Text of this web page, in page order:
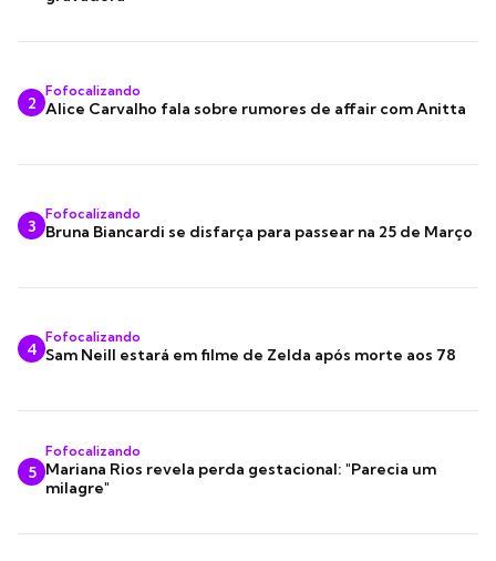
2
Fofocalizando
Alice Carvalho fala sobre rumores de affair com Anitta
3
Fofocalizando
Bruna Biancardi se disfarça para passear na 25 de Março
4
Fofocalizando
Sam Neill estará em filme de Zelda após morte aos 78
5
Fofocalizando
Mariana Rios revela perda gestacional: "Parecia um
milagre"